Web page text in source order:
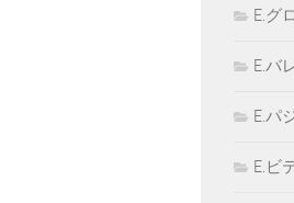
E.グ
E.バ
E.パ
E.ビ